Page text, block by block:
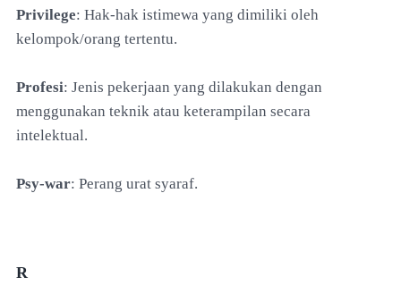
Privilege: Hak-hak istimewa yang dimiliki oleh
kelompok/orang tertentu.
Profesi: Jenis pekerjaan yang dilakukan dengan
menggunakan teknik atau keterampilan secara
intelektual.
Psy-war: Perang urat syaraf.
R